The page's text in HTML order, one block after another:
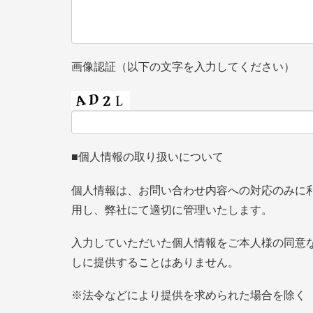
画像認証（以下の文字を入力してください）
■個人情報の取り扱いについて
個人情報は、お問い合わせ内容への対応のみに
用し、弊社にて適切に管理いたします。
入力していただいた個人情報をご本人様の同意
しに提供することはありません。
※法令などにより提供を求められた場合を除く